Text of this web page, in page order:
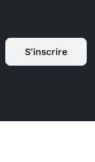
S'inscrire